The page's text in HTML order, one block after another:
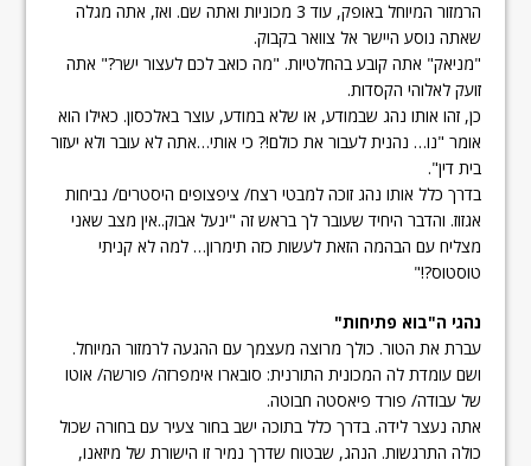
הרמזור המיוחל באופק, עוד 3 מכוניות ואתה שם. ואז, אתה מגלה
שאתה נוסע היישר אל צוואר בקבוק.
"מניאק" אתה קובע בהחלטיות. "מה כואב לכם לעצור ישר?" אתה
זועק לאלוהי הקסדות.
כן, זהו אותו נהג שבמודע, או שלא במודע, עוצר באלכסון. כאילו הוא
אומר "נו… נהנית לעבור את כולם!? כי אותי…אתה לא עובר ולא יעזור
בית דין".
בדרך כלל אותו נהג זוכה למבטי רצח/ ציפצופים היסטרים/ נביחות
אגזוז. והדבר היחיד שעובר לך בראש זה "ינעל אבוק..אין מצב שאני
מצליח עם הבהמה הזאת לעשות כזה תימרון… למה לא קניתי
טוסטוס?!"
נהגי ה"בוא פתיחות"
עברת את הטור. כולך מרוצה מעצמך עם ההגעה לרמזור המיוחל.
ושם עומדת לה המכונית התורנית: סובארו אימפרזה/ פורשה/ אוטו
של עבודה/ פורד פיאסטה חבוטה.
אתה נעצר לידה. בדרך כלל בתוכה ישב בחור צעיר עם בחורה שכול
כולה התרגשות. הנהג, שבטוח שדרך נמיר זו הישורת של מיזאנו,